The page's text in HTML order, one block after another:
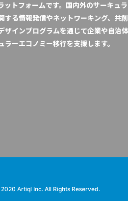
ットフォームです。国内外のサーキュ
する情報発信やネットワーキング、共
ザインプログラムを通じて企業や自治
ラーエコノミー移行を支援します。
Artiql Inc. All Rights Reserved.